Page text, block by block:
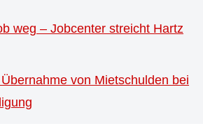
weg – Jobcenter streicht Hartz
von Mietschulden bei